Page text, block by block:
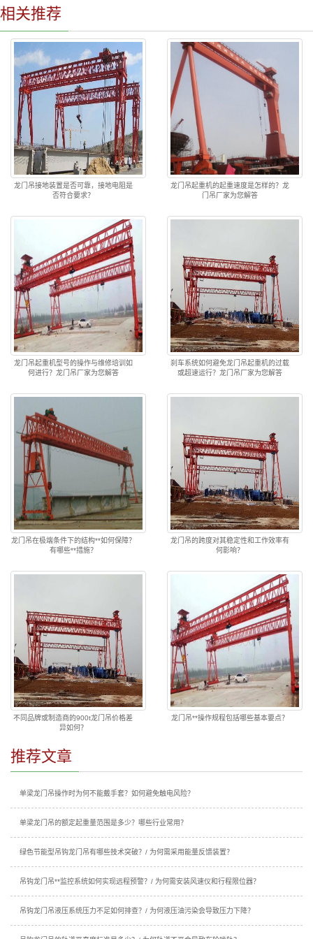
相关推荐
龙门吊接地装置是否可靠，接地电阻是
否符合要求？
龙门吊起重机的起重速度是怎样的？龙
门吊厂家为您解答
龙门吊起重机型号的操作与维修培训如
何进行？龙门吊厂家为您解答
刹车系统如何避免龙门吊起重机的过载
或超速运行？龙门吊厂家为您解答
龙门吊在极端条件下的结构**如何保障？
有哪些**措施？
龙门吊的跨度对其稳定性和工作效率有
何影响？
不同品牌或制造商的900t龙门吊价格差
异如何？
龙门吊**操作规程包括哪些基本要点？
推荐文章
单梁龙门吊操作时为何不能戴手套？如何避免触电风险？
单梁龙门吊的额定起重量范围是多少？哪些行业常用？
绿色节能型吊钩龙门吊有哪些技术突破？/ 为何需采用能量反馈装置？
吊钩龙门吊**监控系统如何实现远程预警？/ 为何需安装风速仪和行程限位器？
吊钩龙门吊液压系统压力不足如何排查？/ 为何液压油污染会导致压力下降？